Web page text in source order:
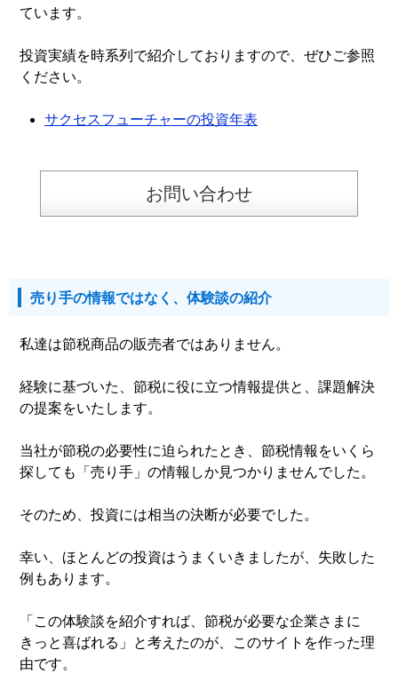
ています。
投資実績を時系列で紹介しておりますので、ぜひご参照
ください。
サクセスフューチャーの投資年表
お問い合わせ
売り手の情報ではなく、体験談の紹介
私達は節税商品の販売者ではありません。
経験に基づいた、節税に役に立つ情報提供と、課題解決
の提案をいたします。
当社が節税の必要性に迫られたとき、節税情報をいくら
探しても「売り手」の情報しか見つかりませんでした。
そのため、投資には相当の決断が必要でした。
幸い、ほとんどの投資はうまくいきましたが、失敗した
例もあります。
「この体験談を紹介すれば、節税が必要な企業さまに
きっと喜ばれる」と考えたのが、このサイトを作った理
由です。